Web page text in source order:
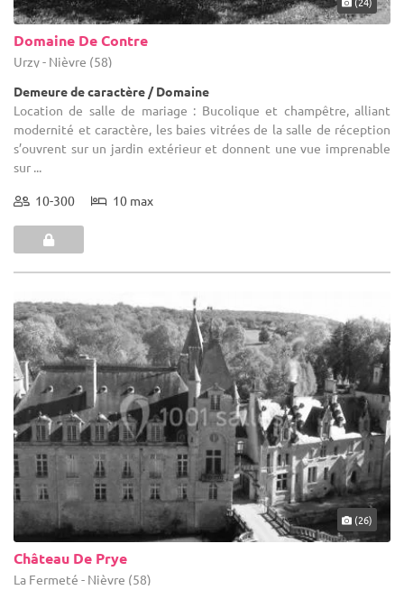
Domaine De Contre
Urzy - Nièvre (58)
Demeure de caractère / Domaine
Location de salle de mariage : Bucolique et champêtre, alliant
modernité et caractère, les baies vitrées de la salle de réception
s’ouvrent sur un jardin extérieur et donnent une vue imprenable
sur ...
10-300 10 max
(26)
Château De Prye
La Fermeté - Nièvre (58)